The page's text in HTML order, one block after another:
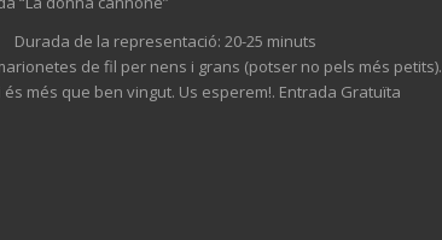
Durada de la representació: 20-25 minuts
de fil per nens i grans (potser no pels més petits).
és més que ben vingut. Us esperem!. Entrada Gratuïta